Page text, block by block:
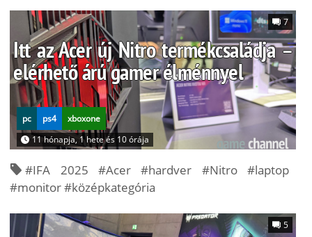
7
pc ps4
xboxone
11 hónapja, 1 hete és 10 órája
Itt az Acer új Nitro termékcsaládja –
elérhető árú gamer élménnyel
#IFA 2025 #Acer #hardver #Nitro #laptop
#monitor #középkategória
5